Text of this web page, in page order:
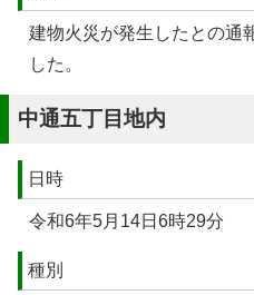
建物火災が発生したとの通
した。
中通五丁目地内
日時
令和6年5月14日6時29分
種別